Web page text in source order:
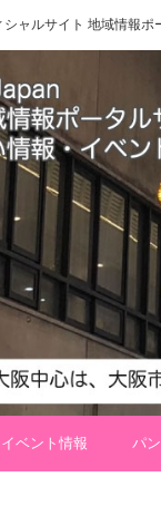
ャルサイト 地域情報ポ
ベント情報 パ